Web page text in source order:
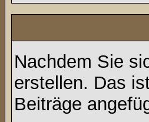
Nachdem Sie
erstellen. Das
Beiträge